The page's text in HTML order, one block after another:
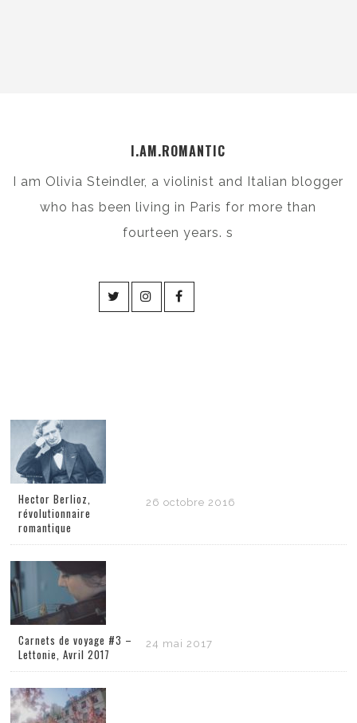
I.AM.ROMANTIC
I am Olivia Steindler, a violinist and Italian blogger
who has been living in Paris for more than
fourteen years. s
Hector Berlioz,
révolutionnaire
romantique
26 octobre 2016
Carnets de voyage #3 –
Lettonie, Avril 2017
24 mai 2017